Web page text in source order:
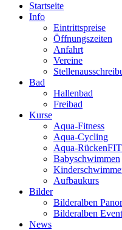
Startseite
Info
Eintrittspreise
Öffnungszeiten
Anfahrt
Vereine
Bad
Hallenbad
Freibad
Kurse
Aqua-Fitness
Aqua-Cycling
Aqua-RückenFIT
Babyschwimmen
Aufbaukurs
Bilder
Bilderalben
Bilderalben
News